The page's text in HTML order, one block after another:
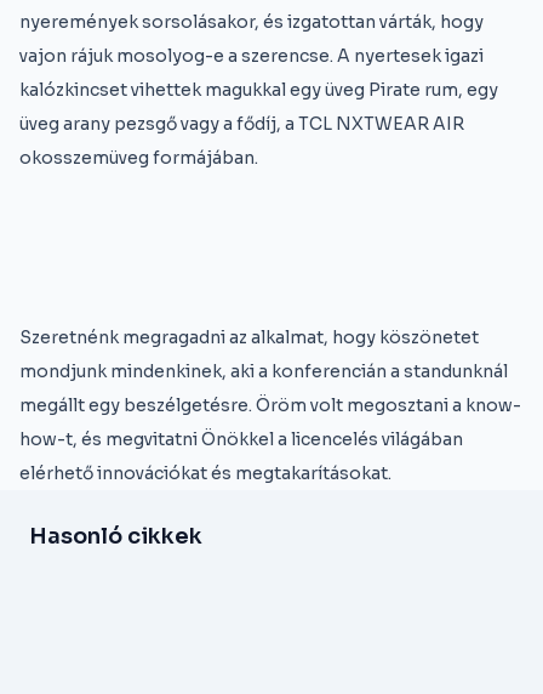
nyeremények sorsolásakor, és izgatottan várták, hogy
vajon rájuk mosolyog-e a szerencse. A nyertesek igazi
kalózkincset vihettek magukkal egy üveg Pirate rum, egy
üveg arany pezsgő vagy a fődíj, a TCL NXTWEAR AIR
okosszemüveg formájában.
Szeretnénk megragadni az alkalmat, hogy köszönetet
mondjunk mindenkinek, aki a konferencián a standunknál
megállt egy beszélgetésre. Öröm volt megosztani a know-
how-t, és megvitatni Önökkel a licencelés világában
elérhető innovációkat és megtakarításokat.
Hasonló cikkek